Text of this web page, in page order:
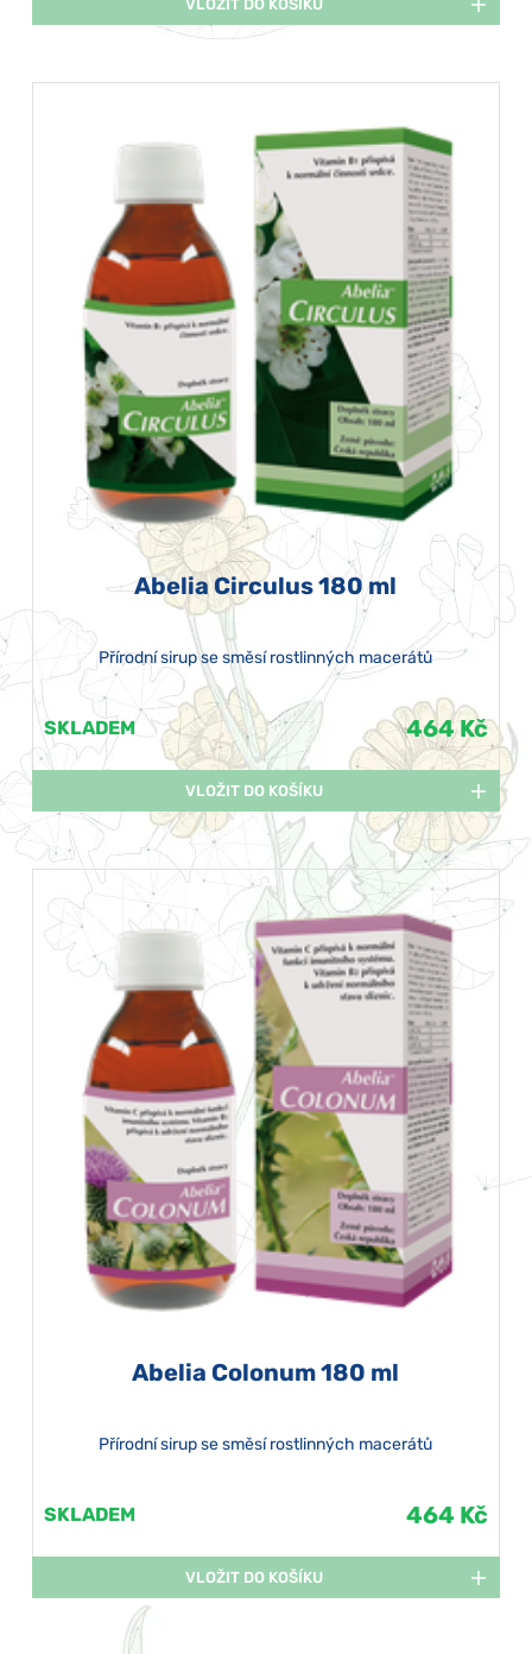
VLOŽIT DO KOŠÍKU
Abelia Circulus 180 ml
Přírodní sirup se směsí rostlinných macerátů
SKLADEM 464 Kč
VLOŽIT DO KOŠÍKU
Abelia Colonum 180 ml
Přírodní sirup se směsí rostlinných macerátů
SKLADEM 464 Kč
VLOŽIT DO KOŠÍKU